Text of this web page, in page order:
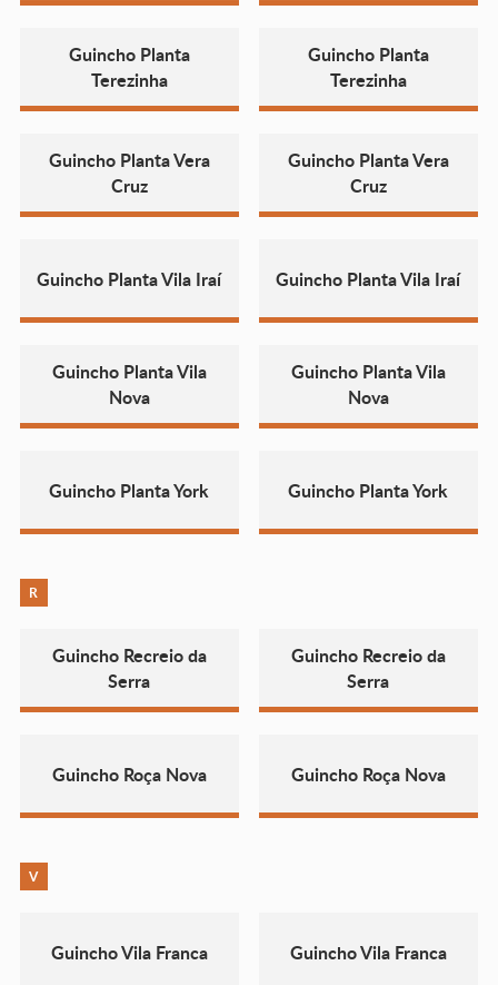
Guincho Planta
Terezinha
Guincho Planta
Terezinha
Guincho Planta Vera
Cruz
Guincho Planta Vera
Cruz
Guincho Planta Vila Iraí Guincho Planta Vila Iraí
Guincho Planta Vila
Nova
Guincho Planta Vila
Nova
Guincho Planta York Guincho Planta York
R
Guincho Recreio da
Serra
Guincho Recreio da
Serra
Guincho Roça Nova Guincho Roça Nova
V
Guincho Vila Franca Guincho Vila Franca